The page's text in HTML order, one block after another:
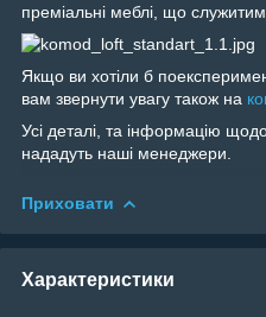
преміальні меблі, що
Якщо ви хотіли б
вам звернути увагу також на
Усі деталі, та інформацію
нададуть наші менеджери.
Приховати
Характеристики